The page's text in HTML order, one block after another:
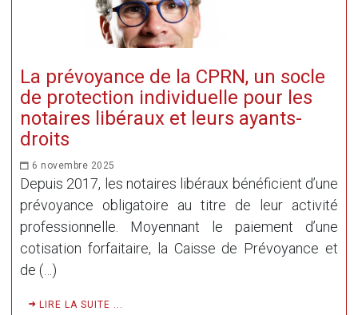
La prévoyance de la CPRN, un socle
de protection individuelle pour les
notaires libéraux et leurs ayants-
droits
6 novembre 2025
Depuis 2017, les notaires libéraux bénéficient d’une
prévoyance obligatoire au titre de leur activité
professionnelle. Moyennant le paiement d’une
cotisation forfaitaire, la Caisse de Prévoyance et
de (…)
LIRE LA SUITE ...